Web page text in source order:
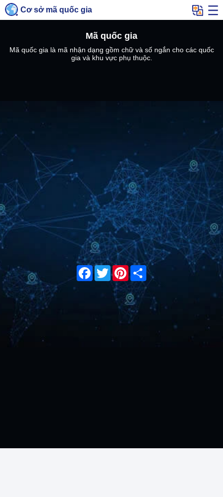
Cơ sở mã quốc gia
Mã quốc gia
Mã quốc gia là mã nhận dạng gồm chữ và số ngắn cho các quốc
gia và khu vực phụ thuộc.
Facebook
TwitterPinterest
Share